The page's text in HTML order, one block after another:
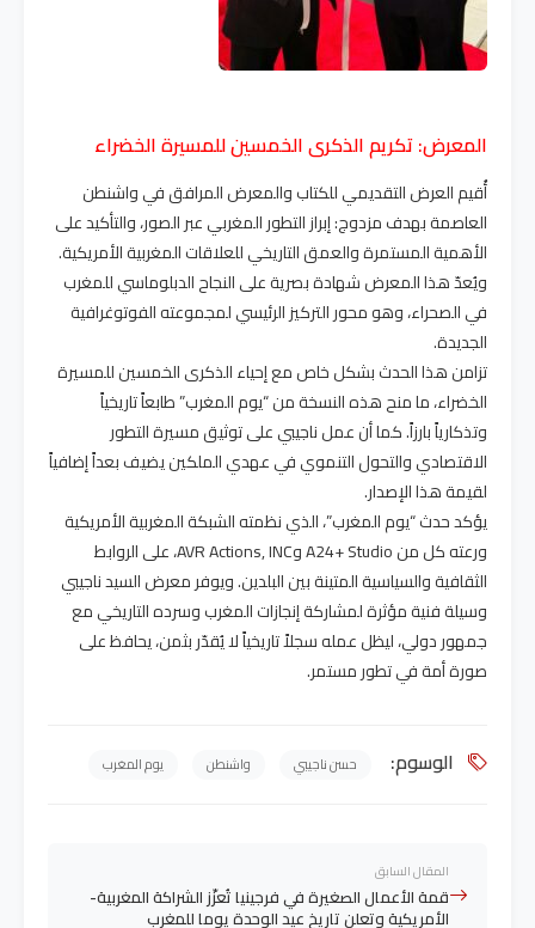
المعرض: تكريم الذكرى الخمسين للمسيرة الخضراء
أُقيم العرض التقديمي للكتاب والمعرض المرافق في واشنطن
العاصمة بهدف مزدوج: إبراز التطور المغربي عبر الصور، والتأكيد على
الأهمية المستمرة والعمق التاريخي للعلاقات المغربية الأمريكية.
ويُعدّ هذا المعرض شهادة بصرية على النجاح الدبلوماسي للمغرب
في الصحراء، وهو محور التركيز الرئيسي لمجموعته الفوتوغرافية
الجديدة.
تزامن هذا الحدث بشكل خاص مع إحياء الذكرى الخمسين للمسيرة
الخضراء، ما منح هذه النسخة من “يوم المغرب” طابعاً تاريخياً
وتذكارياً بارزاً. كما أن عمل ناجيبي على توثيق مسيرة التطور
الاقتصادي والتحول التنموي في عهدي الملكين يضيف بعداً إضافياً
لقيمة هذا الإصدار.
يؤكد حدث “يوم المغرب”، الذي نظمته الشبكة المغربية الأمريكية
ورعته كل من A24+ Studio وAVR Actions, INC، على الروابط
الثقافية والسياسية المتينة بين البلدين. ويوفر معرض السيد ناجيبي
وسيلة فنية مؤثرة لمشاركة إنجازات المغرب وسرده التاريخي مع
جمهور دولي، ليظل عمله سجلاً تاريخياً لا يُقدّر بثمن، يحافظ على
صورة أمة في تطور مستمر.
الوسوم: حسن ناجيبي واشنطن يوم المغرب
المقال السابق
قمة الأعمال الصغيرة في فرجينيا تُعزّز الشراكة المغربية-
الأمريكية وتعلن تاريخ عيد الوحدة يوما للمغرب